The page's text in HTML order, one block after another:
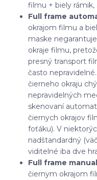
filmu + biely
Full frame
okrajom filmu a
maske
okraje filmu,
presný transport
často
čierneho okraju
nepravidelných
skenovaní
čiernych okrajov
foťáku). V
nadštandardný
viditelné iba dve
Full frame
čiernym okrajom